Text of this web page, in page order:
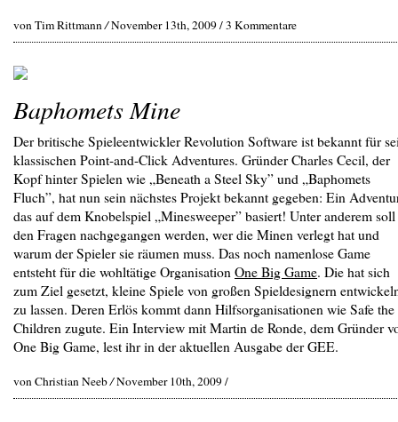
von Tim Rittmann/November 13th, 2009 /3 Kommentare
Baphomets Mine
Der britische Spieleentwickler Revolution Software ist bekannt für
klassischen Point-and-Click Adventures. Gründer Charles Cecil, der
Kopf hinter Spielen wie „Beneath a Steel Sky” und „Baphomets
Fluch”, hat nun sein nächstes Projekt bekannt gegeben: Ein
das auf dem Knobelspiel „Minesweeper” basiert! Unter anderem soll
den Fragen nachgegangen werden, wer die Minen verlegt hat und
warum der Spieler sie räumen muss. Das noch namenlose Game
entsteht für die wohltätige Organisation One Big Game. Die hat sich
zum Ziel gesetzt, kleine Spiele von großen Spieldesignern
zu lassen. Deren Erlös kommt dann Hilfsorganisationen wie Safe the
Children zugute. Ein Interview mit Martin de Ronde, dem Gründer
One Big Game, lest ihr in der aktuellen Ausgabe der GEE.
von Christian Neeb/November 10th, 2009 /